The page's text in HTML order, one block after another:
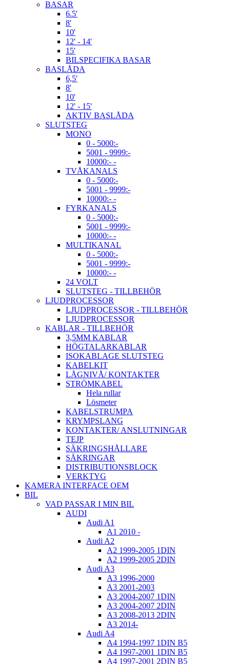
BASAR
6.5'
8'
10'
12' - 14'
15'
BILSPECIFIKA BASAR
BASLÅDA
6,5'
8'
10'
12' - 15'
AKTIV BASLÅDA
SLUTSTEG
MONO
0 - 5000:-
5001 - 9999:-
10000:- -
TVÅKANALS
0 - 5000:-
5001 - 9999:-
10000:- -
FYRKANALS
0 - 5000:-
5001 - 9999:-
10000:- -
MULTIKANAL
0 - 5000:-
5001 - 9999:-
10000:- -
24 VOLT
SLUTSTEG - TILLBEHÖR
LJUDPROCESSOR
LJUDPROCESSOR - TILLBEHÖR
LJUDPROCESSOR
KABLAR - TILLBEHÖR
3,5MM KABLAR
HÖGTALARKABLAR
ISOKABLAGE SLUTSTEG
KABELKIT
LÅGNIVÅ/ KONTAKTER
STRÖMKABEL
Hela rullar
Lösmeter
KABELSTRUMPA
KRYMPSLANG
KONTAKTER/ ANSLUTNINGAR
TEJP
SÄKRINGSHÅLLARE
SÄKRINGAR
DISTRIBUTIONSBLOCK
VERKTYG
KAMERA INTERFACE OEM
BIL
VAD PASSAR I MIN BIL
AUDI
Audi A1
A1 2010 -
Audi A2
A2 1999-2005 1DIN
A2 1999-2005 2DIN
Audi A3
A3 1996-2000
A3 2001-2003
A3 2004-2007 1DIN
A3 2004-2007 2DIN
A3 2008-2013 2DIN
A3 2014-
Audi A4
A4 1994-1997 1DIN B5
A4 1997-2001 1DIN B5
A4 1997-2001 2DIN B5